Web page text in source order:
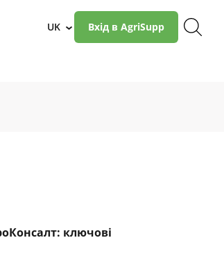
UK › Вхід в AgriSupp
ключові